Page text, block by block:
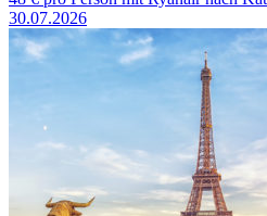
30.07.2026